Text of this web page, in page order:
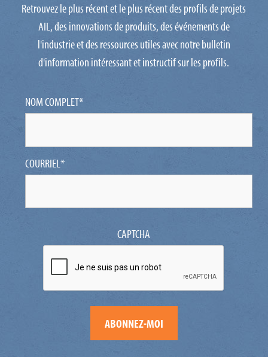
Retrouvez le plus récent et le plus récent des profils de projets
AIL, des innovations de produits, des événements de
l'industrie et des ressources utiles avec notre bulletin
d'information intéressant et instructif sur les profils.
NOM COMPLET*
COURRIEL*
CAPTCHA